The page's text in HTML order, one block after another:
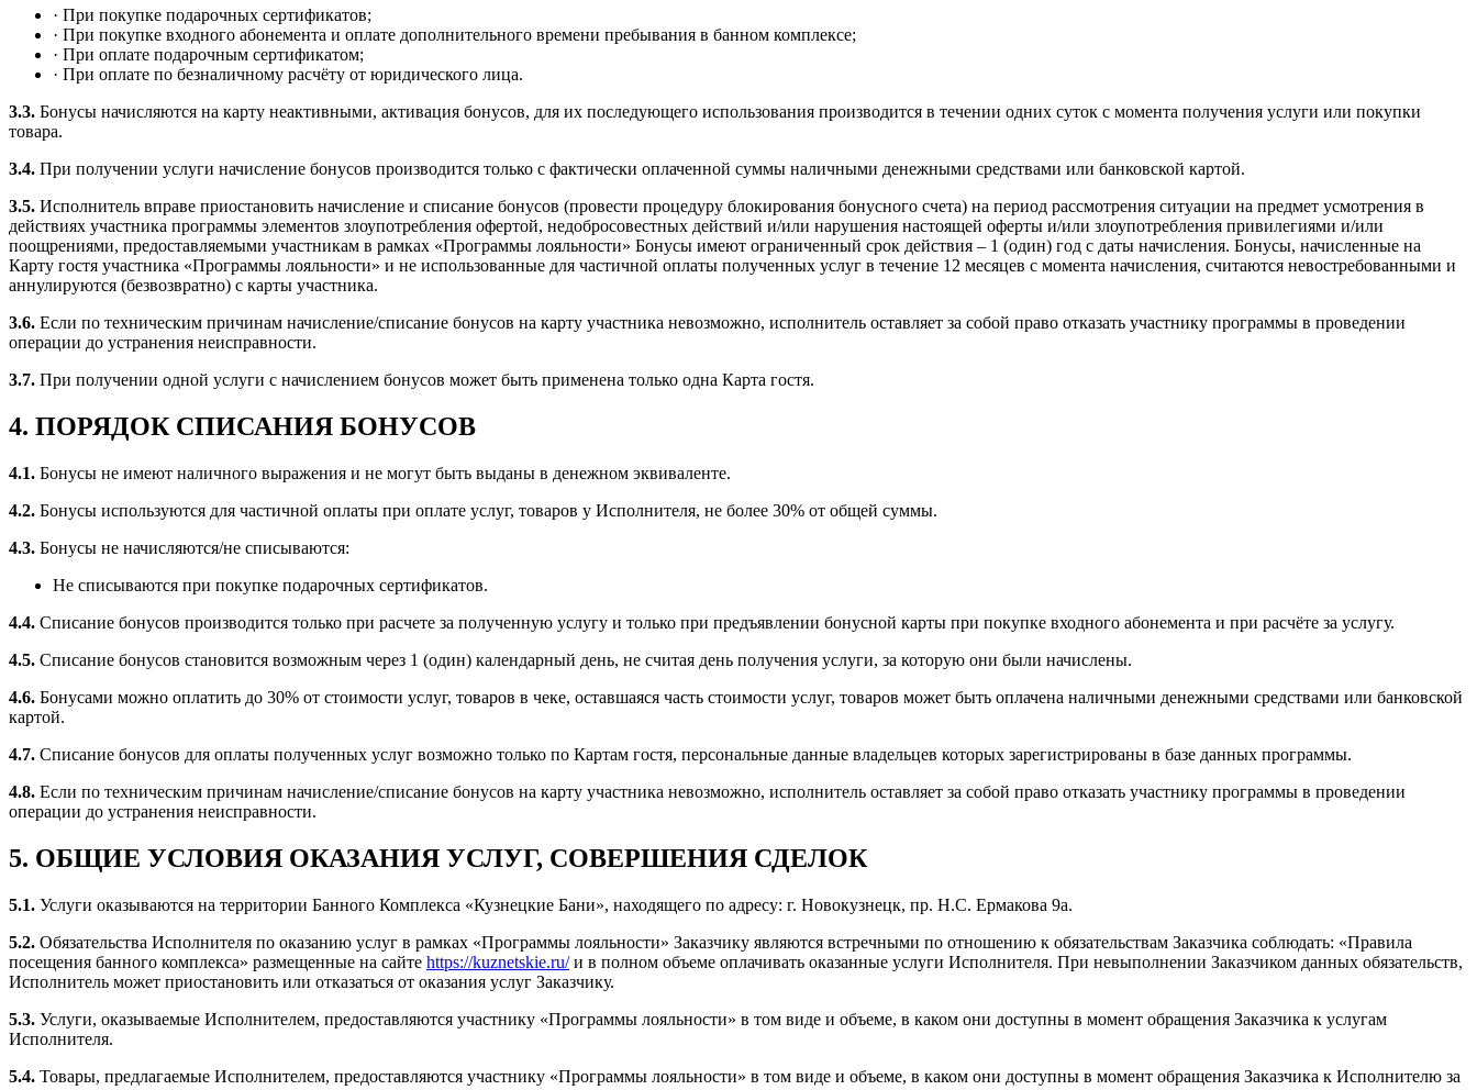
· При покупке подарочных сертификатов;
· При покупке входного абонемента и оплате дополнительного времени пребывания в банном комплексе;
· При оплате подарочным сертификатом;
· При оплате по безналичному расчёту от юридического лица.
3.3. Бонусы начисляются на карту неактивными, активация бонусов, для их последующего использования производится в течении одних суток с момента получения услуги или покупки
товара.
3.4. При получении услуги начисление бонусов производится только с фактически оплаченной суммы наличными денежными средствами или банковской картой.
3.5. Исполнитель вправе приостановить начисление и списание бонусов (провести процедуру блокирования бонусного счета) на период рассмотрения ситуации на предмет усмотрения в
действиях участника программы элементов злоупотребления офертой, недобросовестных действий и/или нарушения настоящей оферты и/или злоупотребления привилегиями и/или
поощрениями, предоставляемыми участникам в рамках «Программы лояльности» Бонусы имеют ограниченный срок действия – 1 (один) год с даты начисления. Бонусы, начисленные на
Карту гостя участника «Программы лояльности» и не использованные для частичной оплаты полученных услуг в течение 12 месяцев с момента начисления, считаются невостребованными и
аннулируются (безвозвратно) с карты участника.
3.6. Если по техническим причинам начисление/списание бонусов на карту участника невозможно, исполнитель оставляет за собой право отказать участнику программы в проведении
операции до устранения неисправности.
3.7. При получении одной услуги с начислением бонусов может быть применена только одна Карта гостя.
4. ПОРЯДОК СПИСАНИЯ БОНУСОВ
4.1. Бонусы не имеют наличного выражения и не могут быть выданы в денежном эквиваленте.
4.2. Бонусы используются для частичной оплаты при оплате услуг, товаров у Исполнителя, не более 30% от общей суммы.
4.3. Бонусы не начисляются/не списываются:
Не списываются при покупке подарочных сертификатов.
4.4. Списание бонусов производится только при расчете за полученную услугу и только при предъявлении бонусной карты при покупке входного абонемента и при расчёте за услугу.
4.5. Списание бонусов становится возможным через 1 (один) календарный день, не считая день получения услуги, за которую они были начислены.
4.6. Бонусами можно оплатить до 30% от стоимости услуг, товаров в чеке, оставшаяся часть стоимости услуг, товаров может быть оплачена наличными денежными средствами или банковской
картой.
4.7. Списание бонусов для оплаты полученных услуг возможно только по Картам гостя, персональные данные владельцев которых зарегистрированы в базе данных программы.
4.8. Если по техническим причинам начисление/списание бонусов на карту участника невозможно, исполнитель оставляет за собой право отказать участнику программы в проведении
операции до устранения неисправности.
5. ОБЩИЕ УСЛОВИЯ ОКАЗАНИЯ УСЛУГ, СОВЕРШЕНИЯ СДЕЛОК
5.1. Услуги оказываются на территории Банного Комплекса «Кузнецкие Бани», находящего по адресу: г. Новокузнецк, пр. Н.С. Ермакова 9а.
5.2. Обязательства Исполнителя по оказанию услуг в рамках «Программы лояльности» Заказчику являются встречными по отношению к обязательствам Заказчика соблюдать: «Правила
посещения банного комплекса» размещенные на сайте https://kuznetskie.ru/и в полном объеме оплачивать оказанные услуги Исполнителя. При невыполнении Заказчиком данных обязательств,
Исполнитель может приостановить или отказаться от оказания услуг Заказчику.
5.3. Услуги, оказываемые Исполнителем, предоставляются участнику «Программы лояльности» в том виде и объеме, в каком они доступны в момент обращения Заказчика к услугам
Исполнителя.
5.4. Товары, предлагаемые Исполнителем, предоставляются участнику «Программы лояльности» в том виде и объеме, в каком они доступны в момент обращения Заказчика к Исполнителю за